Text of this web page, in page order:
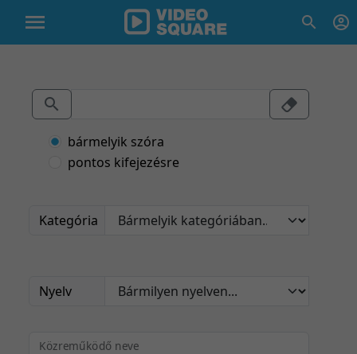
bármelyik szóra
pontos kifejezésre
Kategória
Nyelv
Közreműködő neve